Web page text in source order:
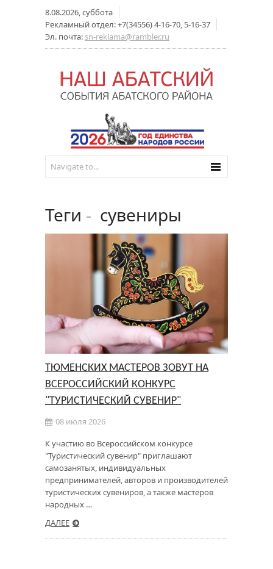
8.08.2026, суббота
Рекламный отдел: +7(34556) 4-16-70, 5-16-37
Эл. почта: sn-reklama@rambler.ru
Теги - сувениры
ТЮМЕНСКИХ МАСТЕРОВ ЗОВУТ НА
ВСЕРОССИЙСКИЙ КОНКУРС
"ТУРИСТИЧЕСКИЙ СУВЕНИР"
08 июля 2026
К участию во Всероссийском конкурсе
"Туристический сувенир" приглашают
самозанятых, индивидуальных
предпринимателей, авторов и производителей
туристических сувениров, а также мастеров
народных …
ДАЛЕЕ